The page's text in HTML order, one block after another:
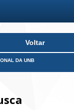
Voltar
DA UNB